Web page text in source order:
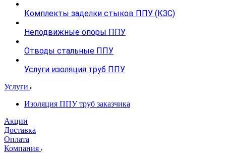
Комплекты заделки стыков ППУ (КЗС)
Неподвижные опоры ППУ
Отводы стальные ППУ
Услуги изоляция труб ППУ
Услуги
Изоляция ППУ труб заказчика
Акции
Доставка
Оплата
Компания